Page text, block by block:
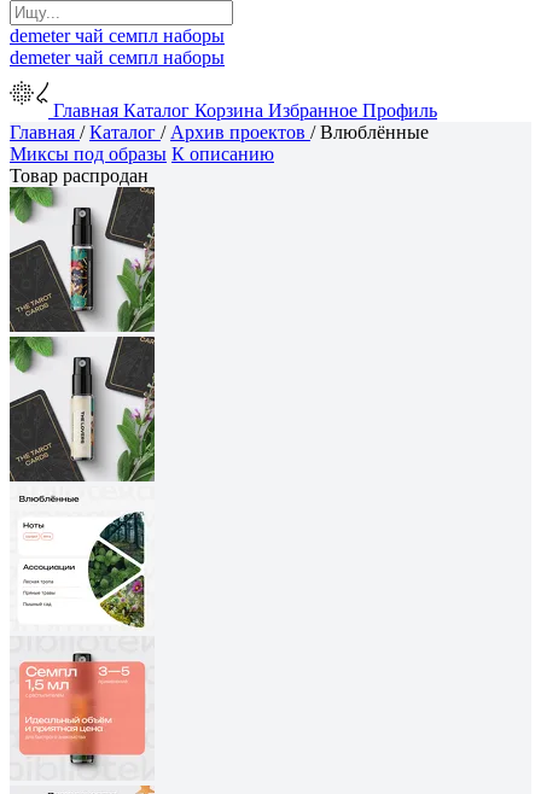
demeterчай семпл наборы
demeterчай семпл наборы
Главная Каталог Корзина Избранное Профиль
Главная /Каталог / Архив проектов /Влюблённые
Миксы под образы К описанию
Товар распродан